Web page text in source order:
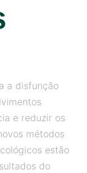
a disfunção
e reduzir os
métodos
estão
do